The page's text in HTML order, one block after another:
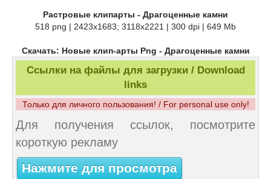
Растровые клипарты - Драгоценные камни
518 png | 2423x1683; 3118х2221 | 300 dpi | 649 Mb
Скачать: Новые клип-арты Png - Драгоценные камни
Ссылки на файлы для загрузки / Download
links
Только для личного пользования! / For personal use only!
Для получения ссылок, посмотрите
короткую рекламу
Нажмите для просмотра